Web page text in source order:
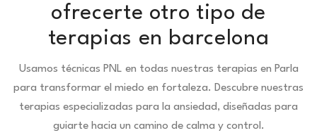
ofrecerte otro tipo de
terapias en barcelona
Usamos técnicas PNL en todas nuestras terapias en Parla
para transformar el miedo en fortaleza. Descubre nuestras
terapias especializadas para la ansiedad, diseñadas para
guiarte hacia un camino de calma y control.